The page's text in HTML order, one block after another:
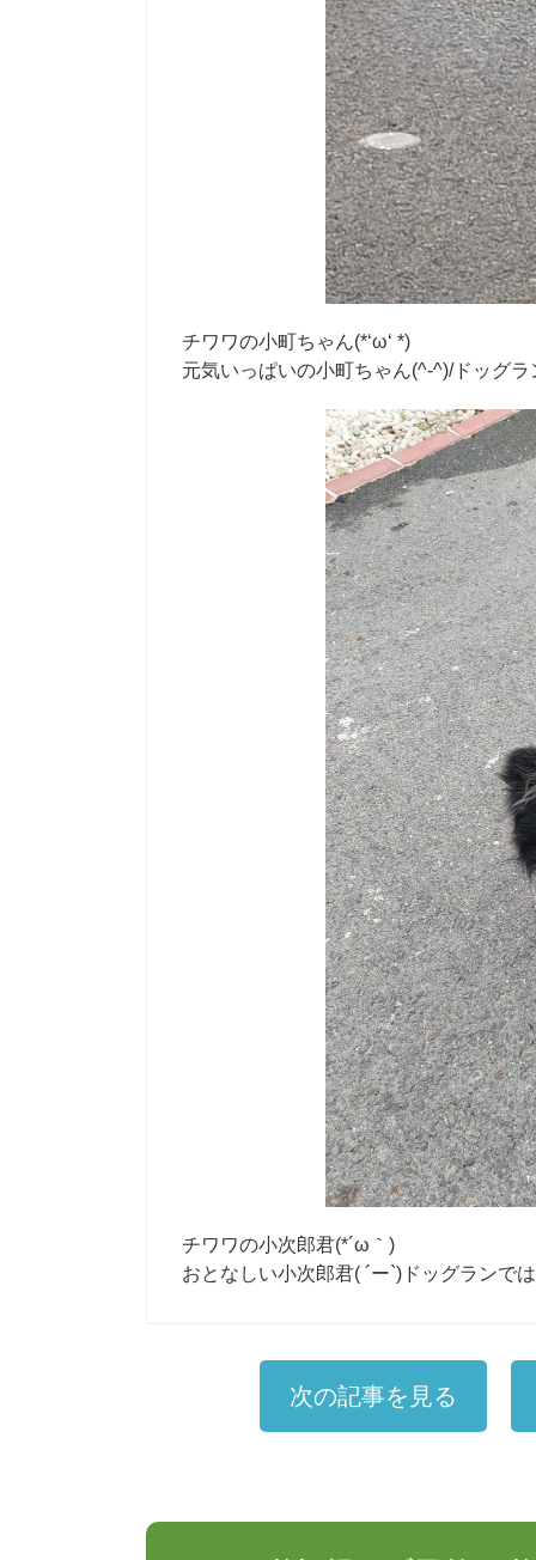
チワワの小町ちゃん(*‘ω‘ *)
元気いっぱいの小町ちゃん(^-^)/ドッグ
チワワの小次郎君(*´ω｀)
おとなしい小次郎君( ´ー`)ドッグランで
次の記事を見る